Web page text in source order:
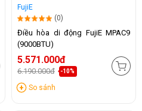
FujiE
(0)
Điều hòa di động FujiE MPAC9
(9000BTU)
5.571.000đ
6.190.000đ -10%
So sánh